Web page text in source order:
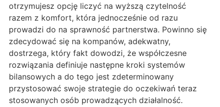
otrzymujesz opcję liczyć na wyższą czytelność
razem z komfort, która jednocześnie od razu
prowadzi do na sprawność partnerstwa. Powinno się
zdecydować się na kompanów, adekwatny,
dostrzega, który fakt dowodzi, że współczesne
rozwiązania definiuje następne kroki systemów
bilansowych a do tego jest zdeterminowany
przystosować swoje strategie do oczekiwań teraz
stosowanych osób prowadzących działalność.